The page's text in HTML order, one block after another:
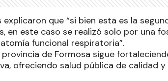
explicaron que “si bien esta es la
en este caso se realizó solo por una
funcional respiratoria”.
de Formosa sigue
ofreciendo salud pública de calidad